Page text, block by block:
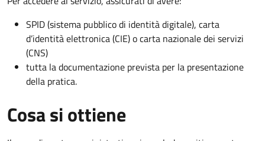
SPID (sistema pubblico di identità digitale), carta
d’identità elettronica (CIE) o carta nazionale dei servizi
(CNS)
tutta la documentazione prevista per la presentazione
della pratica.
Cosa si ottiene